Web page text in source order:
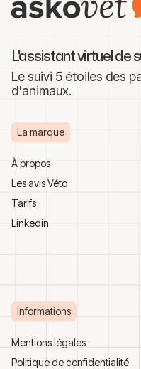
L'assistant virtuel de
Le suivi 5 étoiles des
d'animaux.
La marque
À propos
Les avis Véto
Tarifs
Linkedin
Informations
Mentions légales
Politique de confidentialité